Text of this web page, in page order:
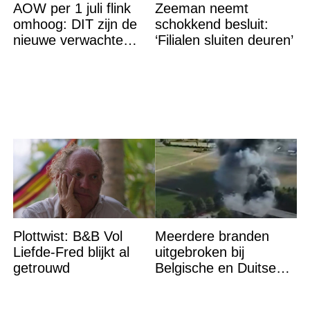
AOW per 1 juli flink
omhoog: DIT zijn de
nieuwe verwachte
Zeeman neemt
schokkend besluit:
‘Filialen sluiten deuren’
Plottwist: B&B Vol
Liefde-Fred blijkt al
getrouwd
Meerdere branden
uitgebroken bij
Belgische en Duitse